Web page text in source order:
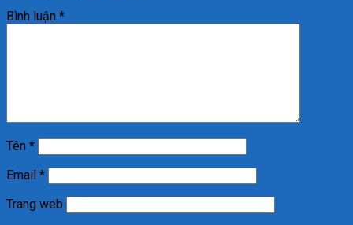
Bình luận *
Tên *
Email *
Trang web